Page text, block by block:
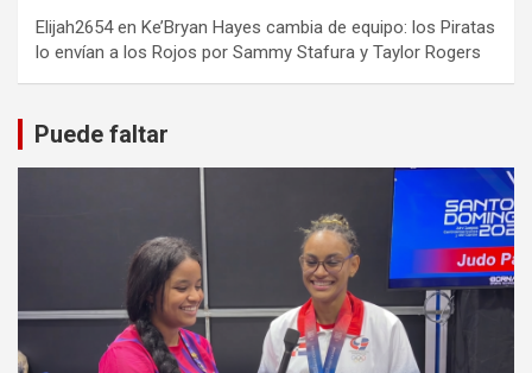
Elijah2654en Ke’Bryan Hayes cambia de equipo: los Piratas
lo envían a los Rojos por Sammy Stafura y Taylor Rogers
Puede faltar